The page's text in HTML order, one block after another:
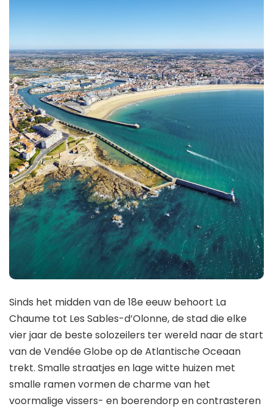
Sinds het midden van de 18e eeuw behoort La
Chaume tot Les Sables-d’Olonne, de stad die elke
vier jaar de beste solozeilers ter wereld naar de start
van de Vendée Globe op de Atlantische Oceaan
trekt. Smalle straatjes en lage witte huizen met
smalle ramen vormen de charme van het
voormalige vissers- en boerendorp en contrasteren